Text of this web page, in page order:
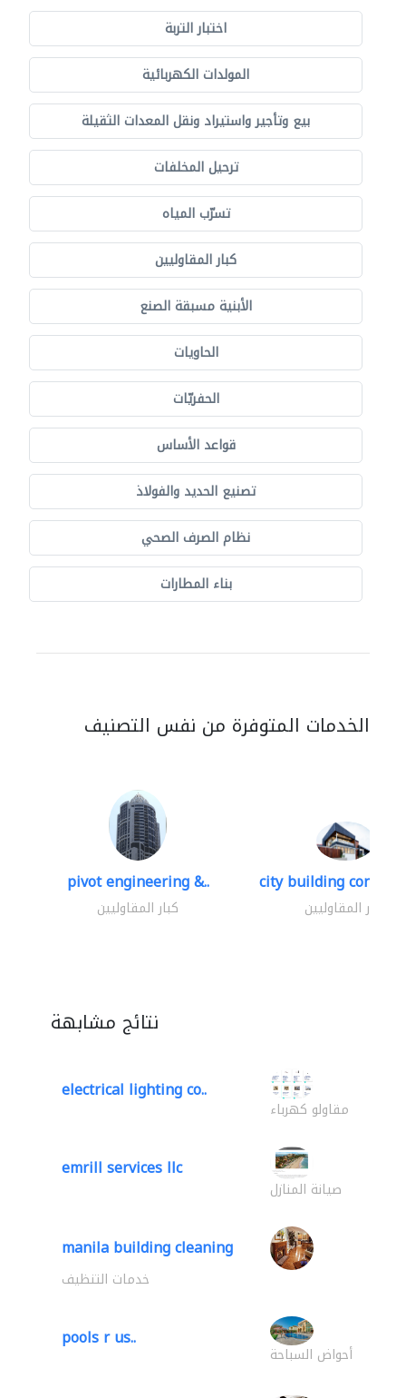
اختبار التربة
المولدات الكهربائية
بيع وتأجير واستيراد ونقل المعدات الثقيلة
ترحيل المخلفات
تسرّب المياه
كبار المقاوليين
الأبنية مسبقة الصنع
الحاويات
الحفريّات
قواعد الأساس
تصنيع الحديد والفولاذ
نظام الصرف الصحي
بناء المطارات
الخدمات المتوفرة من نفس التصنيف
pivot engineering &..
كبار المقاوليين
city building
كبار المقاوليين
نتائج مشابهة
electrical lighting co..
مقاولو كهرباء
emrill services llc
صيانة المنازل
manila building cleaning
خدمات التنظيف
pools r us..
أحواض السباحة